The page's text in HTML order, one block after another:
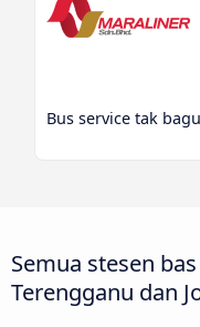
Bus service tak
Semua stesen
Terengganu dan